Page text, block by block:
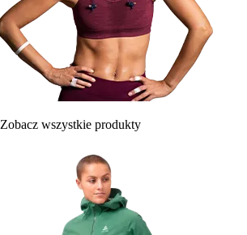
Zobacz wszystkie produkty